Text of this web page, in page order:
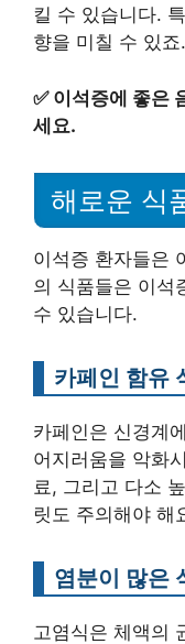
킬 수 있습니다.
향을 미칠 수 있죠.
✅ 이석증에 좋은
세요.
해로운 식
이석증 환자들은
의 식품들은 이석
수 있습니다.
카페인 함유
카페인은 신경계
어지러움을 악화
료, 그리고 다소
릿도 주의해야 해
염분이 많은
고염식은 체액의